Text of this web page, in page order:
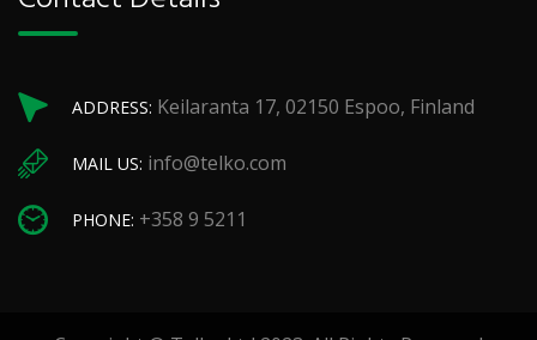
ADDRESS: Keilaranta 17, 02150 Espoo, Finland
MAIL US: info@telko.com
PHONE: +358 9 5211